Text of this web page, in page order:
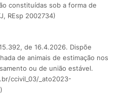
constituídas sob a forma de
REsp 2002734)
de 16.4.2026. Dispõe
de animais de estimação nos
ou de união estável.
ccivil_03/_ato2023-